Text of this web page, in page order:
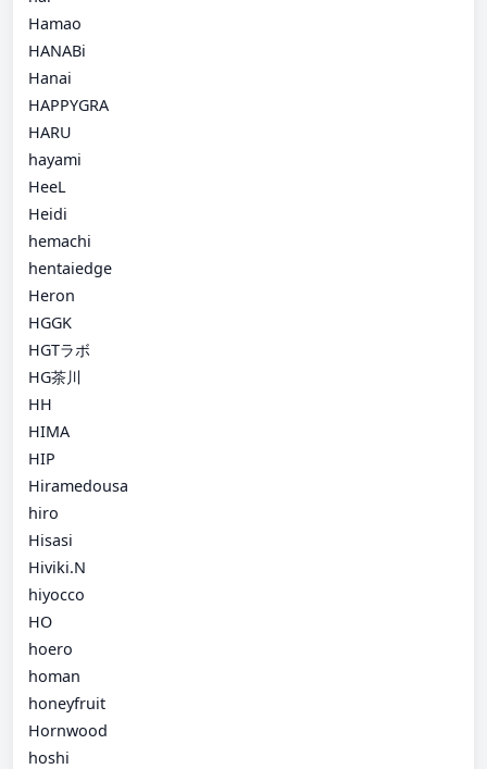
Hamao
HANABi
Hanai
HAPPYGRA
HARU
hayami
HeeL
Heidi
hemachi
hentaiedge
Heron
HGGK
HGTラボ
HG茶川
HH
HIMA
HIP
Hiramedousa
hiro
Hisasi
Hiviki.N
hiyocco
HO
hoero
homan
honeyfruit
Hornwood
hoshi